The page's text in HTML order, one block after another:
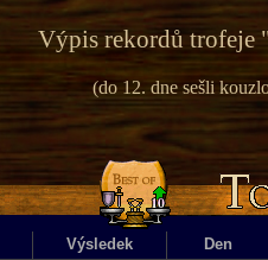
Výpis rekordů trofeje
(do 12. dne sešli
Výsledek
Den